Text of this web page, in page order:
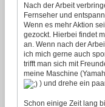
Nach der Arbeit
Fernseher und
Wenn es mehr Aktion
gezockt. Hierbei findet
an. Wenn nach der
ich mich gerne auch
trifft man sich mit
meine Maschine
) und drehe ein
Schon einige Zeit lang